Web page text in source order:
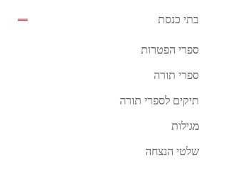
בתי כנסת
ספרי הפטרות
ספרי תורה
תיקים לספרי תורה
מגילות
שלטי הנצחה